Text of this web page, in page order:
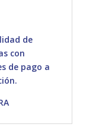
de
con
de pago a